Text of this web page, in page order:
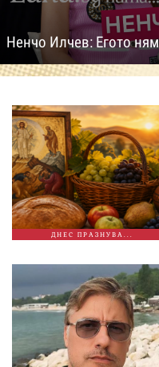
Ненчо Илчев: Егото
ДНЕС ПРАЗНУВА...